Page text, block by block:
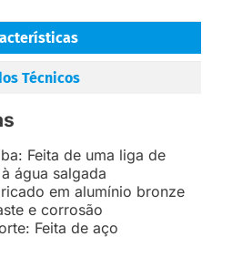
Técnicos
Feita de uma liga de
água salgada
em alumínio bronze
e corrosão
Feita de aço